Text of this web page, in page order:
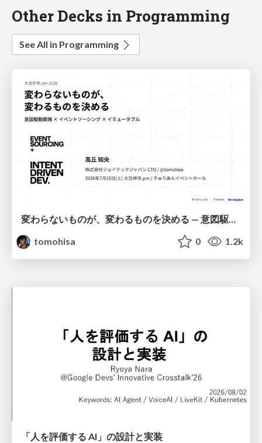
Other Decks in Programming
See All in Programming
tomohisa
0 1.2k
「人を評価する AI」の 設計と実装